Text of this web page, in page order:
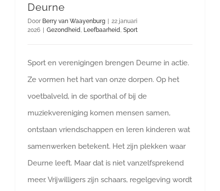
Deurne
Door Berry van Waayenburg | 22 januari
2026 | Gezondheid, Leefbaarheid, Sport
Sport en verenigingen brengen Deurne in actie.
Ze vormen het hart van onze dorpen. Op het
voetbalveld, in de sporthal of bij de
muziekvereniging komen mensen samen,
ontstaan vriendschappen en leren kinderen wat
samenwerken betekent. Het zijn plekken waar
Deurne leeft. Maar dat is niet vanzelfsprekend
meer. Vrijwilligers zijn schaars, regelgeving wordt